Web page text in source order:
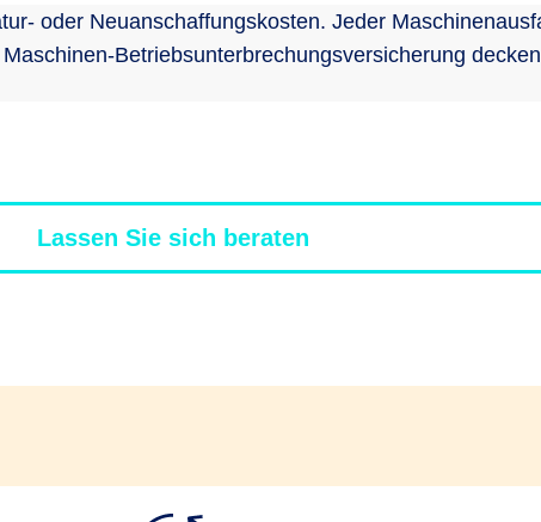
oder Neuanschaffungskosten. Jeder
Betriebsunterbrechungsversicherung
Lassen Sie sich beraten